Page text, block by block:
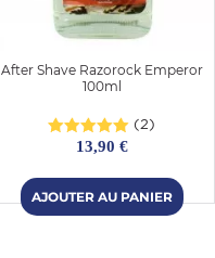
After Shave Razorock Emperor
100ml
(2)
13,90 €